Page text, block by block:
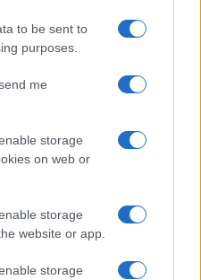
to be sent to
purposes.
me
storage
on web or
storage
website or app.
storage
en la cocina de pastas y